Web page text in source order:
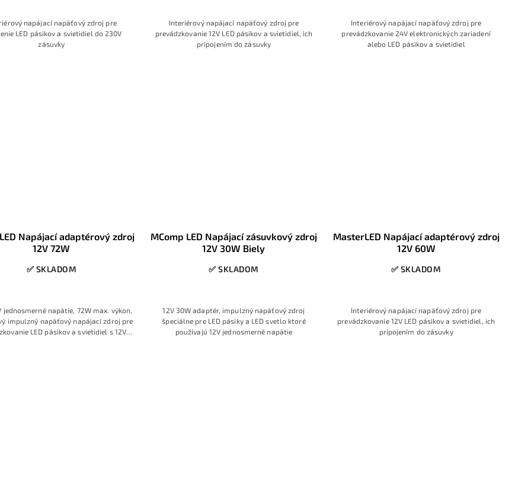
napájací napäťový zdroj pre
LED pásikov a svietidiel do 230V
zásuvky
Interiérový napájací napäťový zdroj pre
prevádzkovanie 12V LED pásikov a svietidiel, ich
pripojením do zásuvky
Interiérový napájací napäťový zdroj pre
prevádzkovanie 24V elektronických zariadení
alebo LED pásikov a svietidiel
Napájací adaptérový zdroj
12V 72W
✅ SKLADOM
jednosmerné napätie, 72W max. výkon,
impulzný napäťový napájací zdroj pre
LED pásikov a svietidiel s 12V
MComp LED Napájací zásuvkový zdroj
12V 30W Biely
✅ SKLADOM
12V 30W adaptér, impulzný napäťový zdroj
špeciálne pre LED pásiky a LED svetlo ktoré
používajú 12V jednosmerné napätie
MasterLED Napájací adaptérový zdroj
12V 60W
✅ SKLADOM
Interiérový napájací napäťový zdroj pre
prevádzkovanie 12V LED pásikov a svietidiel, ich
pripojením do zásuvky